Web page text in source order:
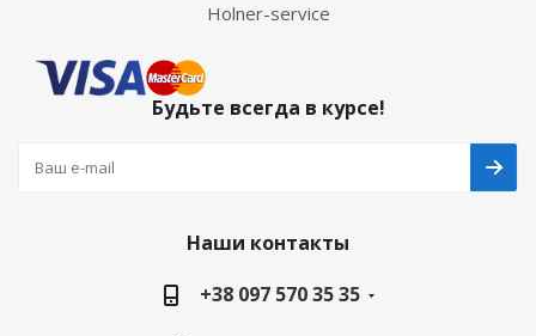
Holner-service
Будьте всегда в курсе!
Наши контакты
+38 097 570 35 35